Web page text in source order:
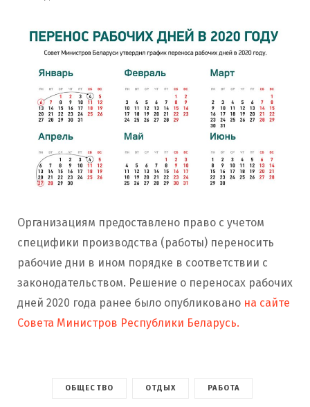
Организациям предоставлено право с учетом
специфики производства (работы) переносить
рабочие дни в ином порядке в соответствии с
законодательством. Решение о переносах рабочих
дней 2020 года ранее было опубликовано на сайте
Совета Министров Республики Беларусь.
ОБЩЕСТВО ОТДЫХ РАБОТА